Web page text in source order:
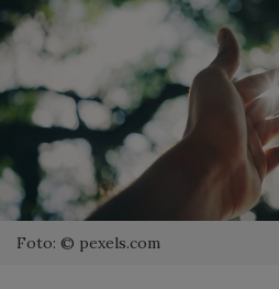
Foto: © pexels.com